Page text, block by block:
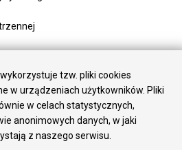
tzw. pliki cookies
w urządzeniach użytkowników. Pliki
w celach statystycznych,
anonimowych danych, w jaki
z naszego serwisu.